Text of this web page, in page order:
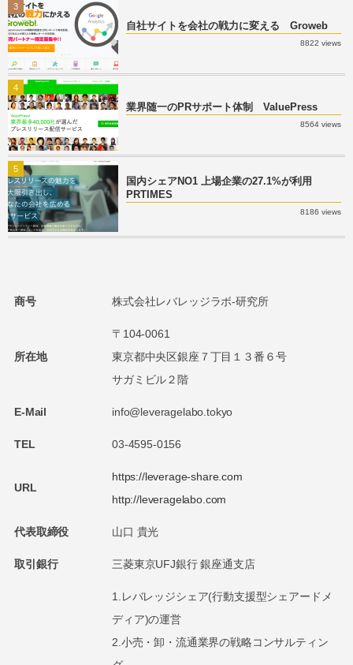
自社サイトを会社の戦力に変える Groweb
8822 views
3
業界随一のPRサポート体制 ValuePress
8564 views
4
国内シェアNO1 上場企業の27.1%が利用
PRTIMES
8186 views
5
商号 株式会社レバレッジラボ-研究所
所在地
〒104-0061
東京都中央区銀座７丁目１３番６号
サガミビル２階
E-Mail info@leveragelabo.tokyo
TEL 03-4595-0156
URL
https://leverage-share.com
http://leveragelabo.com
代表取締役 山口 貴光
取引銀行 三菱東京UFJ銀行 銀座通支店
1.レバレッジシェア(行動支援型シェアードメ
ディア)の運営
2.小売・卸・流通業界の戦略コンサルティン